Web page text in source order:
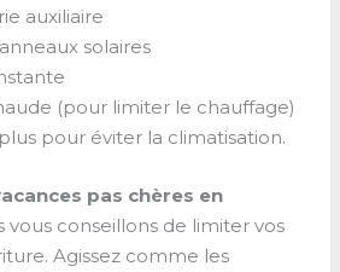
auxiliaire
solaires
(pour limiter le chauffage)
pour éviter la climatisation.
pas chères en
vous conseillons de limiter vos
Agissez comme les